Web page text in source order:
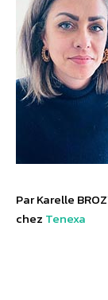
Par Karelle
chez Tenexa